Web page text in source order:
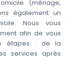
(ménage,
également un
Nous vous
afin de vous
étapes : de la
services après